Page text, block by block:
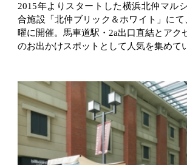
2015年よりスタートした横浜北仲マル
合施設「北仲ブリック＆ホワイト」にて
曜に開催。馬車道駅・2a出口直結とアク
のお出かけスポットとして人気を集めて